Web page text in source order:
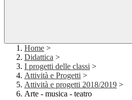
Home >
Didattica >
I progetti delle classi >
Attività e Progetti >
Attività e progetti 2018/2019 >
Arte - musica - teatro